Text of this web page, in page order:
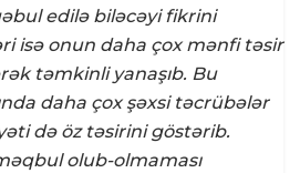
edilə biləcəyi fikrini
isə onun daha çox mənfi təsir
təmkinli yanaşıb. Bu
daha çox şəxsi təcrübələr
də öz təsirini göstərib.
olub-olmaması